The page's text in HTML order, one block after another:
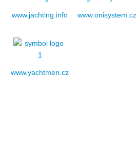
Kapitánské zkoušky
www.jachting.info www.onisystem.cz
www.yachtmen.cz